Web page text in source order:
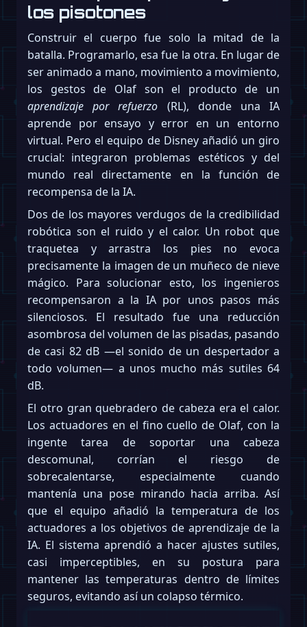
los pisotones
Construir el cuerpo fue solo la mitad de la
batalla. Programarlo, esa fue la otra. En lugar de
ser animado a mano, movimiento a movimiento,
los gestos de Olaf son el producto de un
aprendizaje por refuerzo (RL), donde una IA
aprende por ensayo y error en un entorno
virtual. Pero el equipo de Disney añadió un giro
crucial: integraron problemas estéticos y del
mundo real directamente en la función de
recompensa de la IA.
Dos de los mayores verdugos de la credibilidad
robótica son el ruido y el calor. Un robot que
traquetea y arrastra los pies no evoca
precisamente la imagen de un muñeco de nieve
mágico. Para solucionar esto, los ingenieros
recompensaron a la IA por unos pasos más
silenciosos. El resultado fue una reducción
asombrosa del volumen de las pisadas, pasando
de casi 82 dB —el sonido de un despertador a
todo volumen— a unos mucho más sutiles 64
dB.
El otro gran quebradero de cabeza era el calor.
Los actuadores en el fino cuello de Olaf, con la
ingente tarea de soportar una cabeza
descomunal, corrían el riesgo de
sobrecalentarse, especialmente cuando
mantenía una pose mirando hacia arriba. Así
que el equipo añadió la temperatura de los
actuadores a los objetivos de aprendizaje de la
IA. El sistema aprendió a hacer ajustes sutiles,
casi imperceptibles, en su postura para
mantener las temperaturas dentro de límites
seguros, evitando así un colapso térmico.